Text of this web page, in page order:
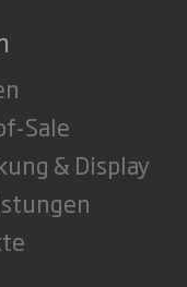
Sale
& Display